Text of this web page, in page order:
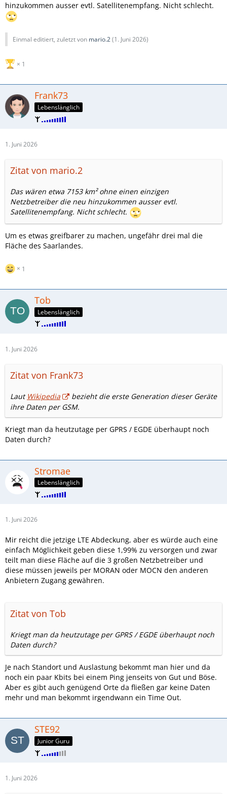
hinzukommen ausser evtl. Satellitenempfang. Nicht schlecht.
Einmal editiert, zuletzt von mario.2(1. Juni 2026)
1
Frank73
Lebenslänglich
1. Juni 2026
Zitat von mario.2
Das wären etwa 7153 km² ohne einen einzigen
Netzbetreiber die neu hinzukommen ausser evtl.
Satellitenempfang. Nicht schlecht.
Um es etwas greifbarer zu machen, ungefähr drei mal die
Fläche des Saarlandes.
1
Tob
Lebenslänglich
1. Juni 2026
Zitat von Frank73
Laut Wikipedia
bezieht die erste Generation dieser Geräte
ihre Daten per GSM.
Kriegt man da heutzutage per GPRS / EGDE überhaupt noch
Daten durch?
Stromae
Lebenslänglich
1. Juni 2026
Mir reicht die jetzige LTE Abdeckung, aber es würde auch eine
einfach Möglichkeit geben diese 1,99% zu versorgen und zwar
teilt man diese Fläche auf die 3 großen Netzbetreiber und
diese müssen jeweils per MORAN oder MOCN den anderen
Anbietern Zugang gewähren.
Zitat von Tob
Kriegt man da heutzutage per GPRS / EGDE überhaupt noch
Daten durch?
Je nach Standort und Auslastung bekommt man hier und da
noch ein paar Kbits bei einem Ping jenseits von Gut und Böse.
Aber es gibt auch genügend Orte da fließen gar keine Daten
mehr und man bekommt irgendwann ein Time Out.
STE92
Junior Guru
1. Juni 2026